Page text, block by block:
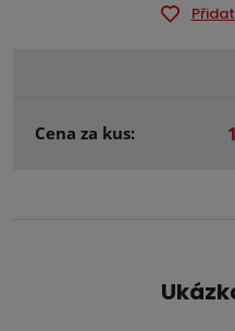
Cena za kus: